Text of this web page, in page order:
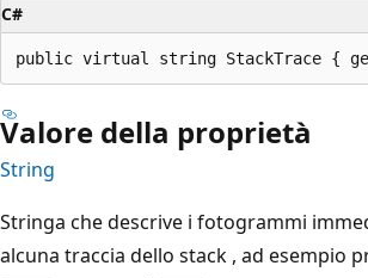
C#
public virtual string StackTrace {
Valore della proprietà
String
Stringa che descrive i fotogrammi
alcuna traccia dello stack , ad esempio